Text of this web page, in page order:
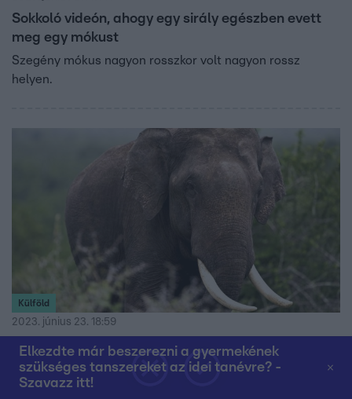
Elkezdte már beszerezni a gyermekének
szükséges tanszereket az idei tanévre? -
Szavazz itt!
Sokkoló videón, ahogy egy sirály egészben evett
meg egy mókust
Szegény mókus nagyon rosszkor volt nagyon rossz
helyen.
Külföld
2023. június 23. 18:59
Diplomáciai vita alakult ki egy elefánt miatt
Thaiföld és Srí Lanka között
Thaiföld szerint rosszul bántak az állattal.